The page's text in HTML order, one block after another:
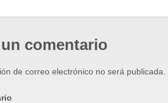
comentario
de correo electrónico no será publicada.